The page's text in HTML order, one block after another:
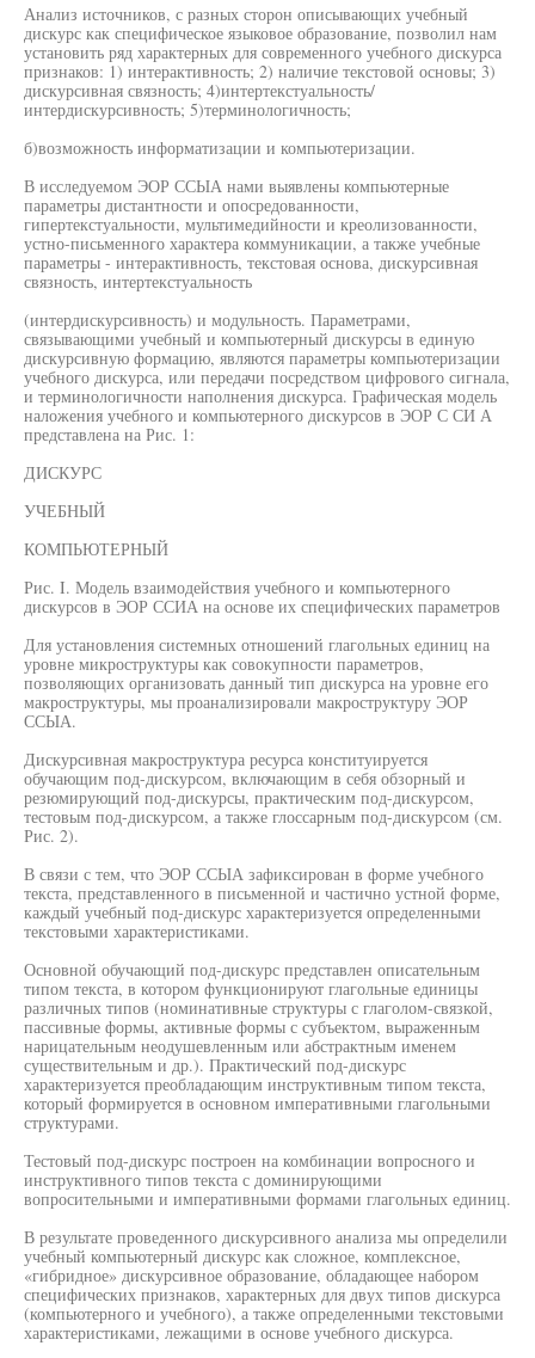
Анализ источников, с разных сторон описывающих учебный
дискурс как специфическое языковое образование, позволил нам
установить ряд характерных для современного учебного дискурса
признаков: 1) интерактивность; 2) наличие текстовой основы; 3)
дискурсивная связность; 4)интертекстуальность/
интердискурсивность; 5)терминологичность;
б)возможность информатизации и компьютеризации.
В исследуемом ЭОР ССЫА нами выявлены компьютерные
параметры дистантности и опосредованности,
гипертекстуальности, мультимедийности и креолизованности,
устно-письменного характера коммуникации, а также учебные
параметры - интерактивность, текстовая основа, дискурсивная
связность, интертекстуальность
(интердискурсивность) и модульность. Параметрами,
связывающими учебный и компьютерный дискурсы в единую
дискурсивную формацию, являются параметры компьютеризации
учебного дискурса, или передачи посредством цифрового сигнала,
и терминологичности наполнения дискурса. Графическая модель
наложения учебного и компьютерного дискурсов в ЭОР С СИ А
представлена на Рис. 1:
ДИСКУРС
УЧЕБНЫЙ
КОМПЬЮТЕРНЫЙ
Рис. I. Модель взаимодействия учебного и компьютерного
дискурсов в ЭОР ССИА на основе их специфических параметров
Для установления системных отношений глагольных единиц на
уровне микроструктуры как совокупности параметров,
позволяющих организовать данный тип дискурса на уровне его
макроструктуры, мы проанализировали макроструктуру ЭОР
ССЫА.
Дискурсивная макроструктура ресурса конституируется
обучающим под-дискурсом, включающим в себя обзорный и
резюмирующий под-дискурсы, практическим под-дискурсом,
тестовым под-дискурсом, а также глоссарным под-дискурсом (см.
Рис. 2).
В связи с тем, что ЭОР ССЫА зафиксирован в форме учебного
текста, представленного в письменной и частично устной форме,
каждый учебный под-дискурс характеризуется определенными
текстовыми характеристиками.
Основной обучающий под-дискурс представлен описательным
типом текста, в котором функционируют глагольные единицы
различных типов (номинативные структуры с глаголом-связкой,
пассивные формы, активные формы с субъектом, выраженным
нарицательным неодушевленным или абстрактным именем
существительным и др.). Практический под-дискурс
характеризуется преобладающим инструктивным типом текста,
который формируется в основном императивными глагольными
структурами.
Тестовый под-дискурс построен на комбинации вопросного и
инструктивного типов текста с доминирующими
вопросительными и императивными формами глагольных единиц.
В результате проведенного дискурсивного анализа мы определили
учебный компьютерный дискурс как сложное, комплексное,
«гибридное» дискурсивное образование, обладающее набором
специфических признаков, характерных для двух типов дискурса
(компьютерного и учебного), а также определенными текстовыми
характеристиками, лежащими в основе учебного дискурса.